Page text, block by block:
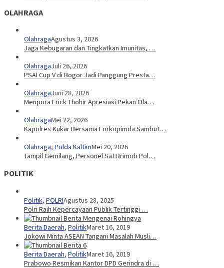
OLAHRAGA
OlahragaAgustus 3, 2026
Jaga Kebugaran dan Tingkatkan Imunitas, …
OlahragaJuli 26, 2026
PSAI Cup V di Bogor Jadi Panggung Presta…
OlahragaJuni 28, 2026
Menpora Erick Thohir Apresiasi Pekan Ola…
OlahragaMei 22, 2026
Kapolres Kukar Bersama Forkopimda Sambut…
Olahraga, Polda KaltimMei 20, 2026
Tampil Gemilang, Personel Sat Brimob Pol…
POLITIK
Politik, POLRIAgustus 28, 2025
Polri Raih Kepercayaan Publik Tertinggi …
Berita Daerah, PolitikMaret 16, 2019
Jokowi Minta ASEAN Tangani Masalah Musli…
Berita Daerah, PolitikMaret 16, 2019
Prabowo Resmikan Kantor DPD Gerindra di …